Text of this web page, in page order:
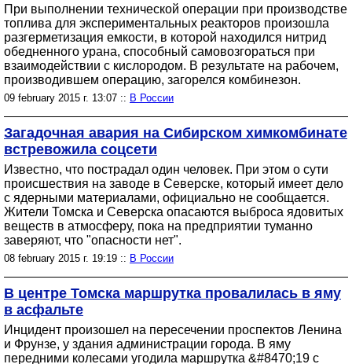
При выполнении технической операции при производстве
топлива для экспериментальных реакторов произошла
разгерметизация емкости, в которой находился нитрид
обедненного урана, способный самовозгораться при
взаимодействии с кислородом. В результате на рабочем,
производившем операцию, загорелся комбинезон.
09 february 2015 г. 13:07 :: В России
Загадочная авария на Сибирском химкомбинате
встревожила соцсети
Известно, что пострадал один человек. При этом о сути
происшествия на заводе в Северске, который имеет дело
с ядерными материалами, официально не сообщается.
Жители Томска и Северска опасаются выброса ядовитых
веществ в атмосферу, пока на предприятии туманно
заверяют, что "опасности нет".
08 february 2015 г. 19:19 :: В России
В центре Томска маршрутка провалилась в яму
в асфальте
Инцидент произошел на пересечении проспектов Ленина
и Фрунзе, у здания администрации города. В яму
передними колесами угодила маршрутка &#8470;19 с